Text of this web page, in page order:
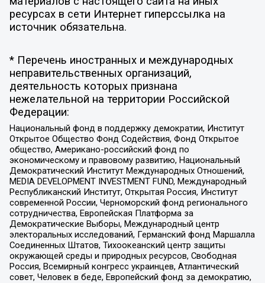
ресурсах в сети Интернет гиперссылка на
источник обязательна.
* Перечень иностранных и международных
неправительственных организаций,
деятельность которых признана
нежелательной на территории Российской
Федерации:
Национальный фонд в поддержку демократии, Институт
Открытое Общество Фонд Содействия, Фонд Открытое
общество, Американо-российский фонд по
экономическому и правовому развитию, Национальный
Демократический Институт Международных Отношений,
MEDIA DEVELOPMENT INVESTMENT FUND, Международный
Республиканский Институт, Открытая Россия, Институт
современной России, Черноморский фонд регионального
сотрудничества, Европейская Платформа за
Демократические Выборы, Международный центр
электоральных исследований, Германский фонд Маршалла
Соединенных Штатов, Тихоокеанский центр защиты
окружающей среды и природных ресурсов, Свободная
Россия, Всемирный конгресс украинцев, Атлантический
совет, Человек в беде, Европейский фонд за демократию,